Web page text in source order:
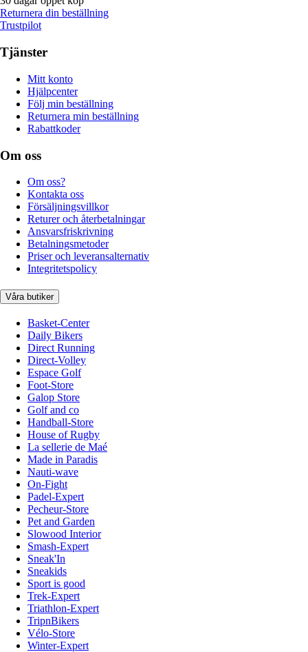
Returnera din beställning
Trustpilot
Tjänster
Mitt konto
Hjälpcenter
Följ min beställning
Returnera min beställning
Rabattkoder
Om oss
Om oss?
Kontakta oss
Försäljningsvillkor
Returer och återbetalningar
Ansvarsfriskrivning
Betalningsmetoder
Priser och leveransalternativ
Integritetspolicy
Våra butiker
Basket-Center
Daily Bikers
Direct Running
Direct-Volley
Espace Golf
Foot-Store
Galop Store
Golf and co
Handball-Store
House of Rugby
La sellerie de Maé
Made in Paradis
Nauti-wave
On-Fight
Padel-Expert
Pecheur-Store
Pet and Garden
Slowood Interior
Smash-Expert
Sneak'In
Sneakids
Sport is good
Trek-Expert
Triathlon-Expert
TripnBikers
Vélo-Store
Winter-Expert